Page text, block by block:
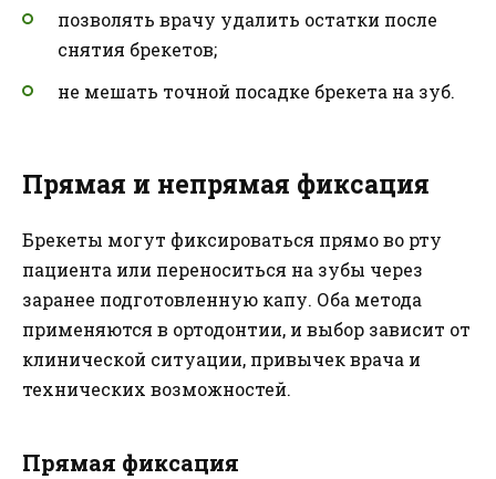
позволять врачу удалить остатки после
снятия брекетов;
не мешать точной посадке брекета на зуб.
Прямая и непрямая фиксация
Брекеты могут фиксироваться прямо во рту
пациента или переноситься на зубы через
заранее подготовленную капу. Оба метода
применяются в ортодонтии, и выбор зависит от
клинической ситуации, привычек врача и
технических возможностей.
Прямая фиксация